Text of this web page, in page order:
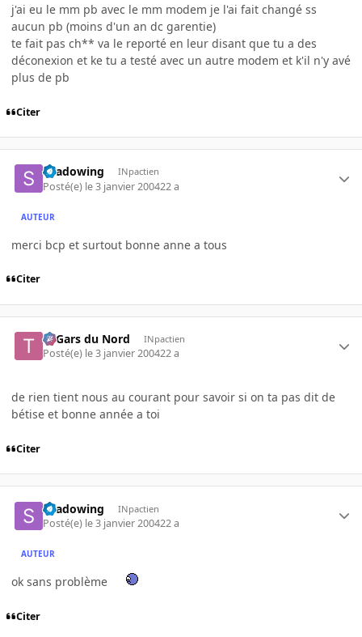
j'ai eu le mm pb avec le mm modem je l'ai fait changé ss
aucun pb (moins d'un an dc garentie)
te fait pas ch** va le reporté en leur disant que tu a des
déconexion et ke tu a testé avec un autre modem et k'il n'y avé
plus de pb
Citer
shadowing INpactien
Posté(e) le 3 janvier 200422 a
AUTEUR
merci bcp et surtout bonne anne a tous
Citer
Ti Gars du Nord INpactien
Posté(e) le 3 janvier 200422 a
de rien tient nous au courant pour savoir si on ta pas dit de
bétise et bonne année a toi
Citer
shadowing INpactien
Posté(e) le 3 janvier 200422 a
AUTEUR
ok sans problème
Citer